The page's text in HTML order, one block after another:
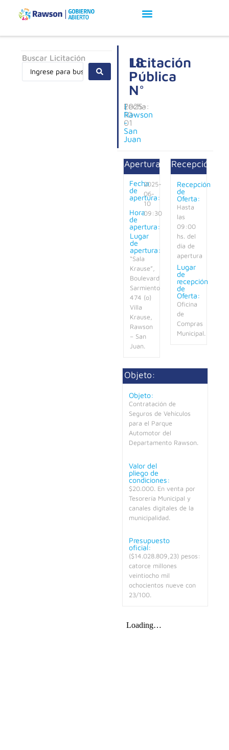
Buscar Licitación
Licitación
Pública
N°
18
Fecha:
2025-
10-
01
|
Rawson
-
San
Juan
Apertura:
Fecha
de
apertura:
2025-
06-
10
Hora
de
apertura:
09:30
Lugar
de
apertura:
“Sala
Krause”,
Boulevard
Sarmiento
474 (o)
Villa
Krause,
Rawson
– San
Juan.
Recepción:
Recepción
de
Oferta:
Hasta
las
09:00
hs. del
día de
apertura
Lugar
de
recepción
de
Oferta:
Oficina
de
Compras
Municipal.
Objeto:
Objeto:
Contratación de
Seguros de Vehículos
para el Parque
Automotor del
Departamento Rawson.
Valor del
pliego de
condiciones:
$20.000. En venta por
Tesorería Municipal y
canales digitales de la
municipalidad.
Presupuesto
oficial:
($14.028.809,23) pesos:
catorce millones
veintiocho mil
ochocientos nueve con
23/100.